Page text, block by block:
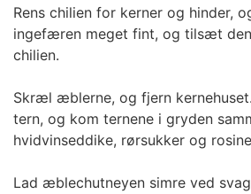
Rens chilien for kerner og hinder,
ingefæren meget fint, og tilsæt den
chilien.
Skræl æblerne, og fjern
tern, og kom ternene i gryden
hvidvinseddike, rørsukker og
Lad æblechutneyen simre ved